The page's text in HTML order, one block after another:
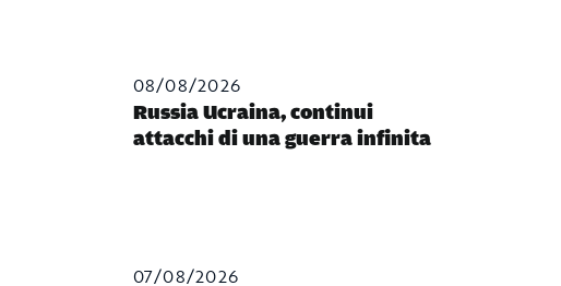
08/08/2026
Russia Ucraina, continui
attacchi di una guerra infinita
07/08/2026